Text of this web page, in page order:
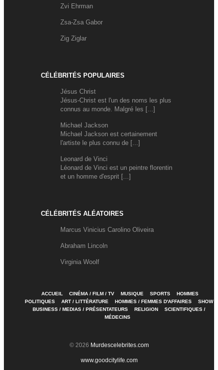
Zvi Ehrman
Zsa-Zsa Gabor
Zig Ziglar
CÉLÉBRITÉS POPULAIRES
Jésus Christ
Jésus-Christ est l'un des noms les plus
connus au monde. Malgré les [...]
Michael Jackson
Michael Jackson est certainement
l'artiste le plus connu de [...]
Leonard de Vinci
Léonard de Vinci est un peintre florentin
et un homme d'esprit [...]
CÉLÉBRITÉS ALÉATOIRES
Marcus Vinicius Carolino Oliveira
Abraham Lincoln
Virginia Woolf
ACCUEIL CINÉMA / FILM / TV MUSIQUE SPORTS
HOMMES
POLITIQUES
ART / LITTÉRATURE HOMMES / FEMMES D'AFFAIRES
SHOW
BUSINESS / MEDIAS / PRÉSENTATEURS
RELIGION
SCIENTIFIQUES /
MÉDECINS
© 2026 Murdescelebrites.com
www.goodcitylife.com